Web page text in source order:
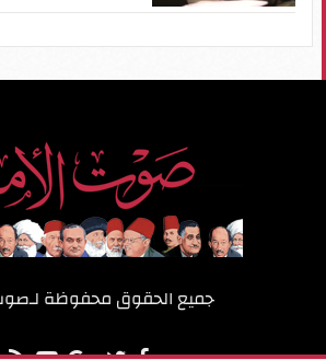
جميع الحقوق محفوظة لـ